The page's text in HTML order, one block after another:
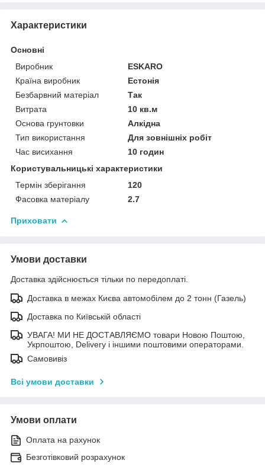
Характеристики
Основні
Виробник
ESKARO
Країна виробник
Естонія
Безбарвний матеріал
Так
Витрата
10 кв.м
Основа грунтовки
Алкідна
Тип використання
Для зовнішніх робіт
Час висихання
10 годин
Користувальницькі характеристики
Термін зберігання
120
Фасовка матеріалу
2.7
Приховати
Умови доставки
Доставка здійснюється тільки по передоплаті.
Доставка в межах Києва автомобілем до 2 тонн (Газель)
Доставка по Київській області
УВАГА! МИ НЕ ДОСТАВЛЯЄМО товари Новою Поштою,
Укрпоштою, Delivery і іншими поштовими операторами.
Самовивіз
Всі умови доставки
Умови оплати
Оплата на рахунок
Безготівковий розрахунок